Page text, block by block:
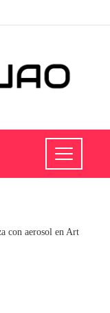
con aerosol en Art